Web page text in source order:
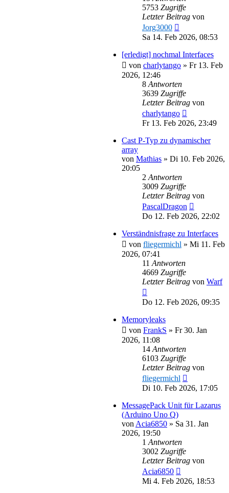
5753 Zugriffe
Letzter Beitrag von
Jorg3000
Sa 14. Feb 2026, 08:53
[erledigt] nochmal Interfaces
von charlytango » Fr 13. Feb
2026, 12:46
8 Antworten
3639 Zugriffe
Letzter Beitrag von
charlytango
Fr 13. Feb 2026, 23:49
Cast P-Typ zu dynamischer
array
von Mathias » Di 10. Feb 2026,
20:05
2 Antworten
3009 Zugriffe
Letzter Beitrag von
PascalDragon
Do 12. Feb 2026, 22:02
Verständnisfrage zu Interfaces
von fliegermichl » Mi 11. Feb
2026, 07:41
11 Antworten
4669 Zugriffe
Letzter Beitrag von Warf
Do 12. Feb 2026, 09:35
Memoryleaks
von FrankS » Fr 30. Jan
2026, 11:08
14 Antworten
6103 Zugriffe
Letzter Beitrag von
fliegermichl
Di 10. Feb 2026, 17:05
MessagePack Unit für Lazarus
(Arduino Uno Q)
von Acia6850 » Sa 31. Jan
2026, 19:50
1 Antworten
3002 Zugriffe
Letzter Beitrag von
Acia6850
Mi 4. Feb 2026, 18:53